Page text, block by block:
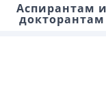
Аспирантам и
докторантам